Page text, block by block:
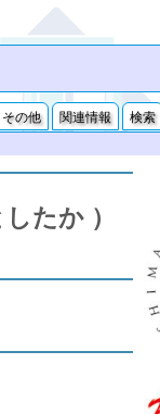
の他 関連情報
検索
たか ）